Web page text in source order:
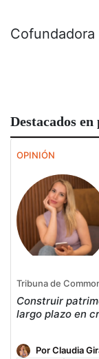
Destacados
OPINIÓN
Tribuna de
Construir
largo plazo en
Por Claudia